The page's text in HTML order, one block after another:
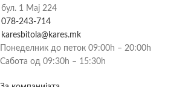
бул. 1 Мај 224
078-243-714
karesbitola@kares.mk
Понеделник до петок 09:00h – 20:00h
Сабота од 09:30h – 15:30h